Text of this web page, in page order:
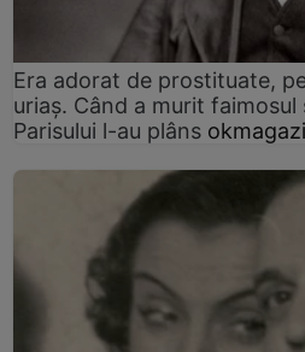
Era adorat de prostituate,
uriaș. Când a murit
Parisului l-au plâns